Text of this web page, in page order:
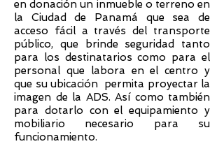
en donación un inmueble o terreno en
la Ciudad de Panamá que sea de
acceso fácil a través del transporte
público, que brinde seguridad tanto
para los destinatarios como para el
personal que labora en el centro y
que su ubicación permita proyectar la
imagen de la ADS. Así como también
para dotarlo con el equipamiento y
mobiliario necesario para su
funcionamiento.